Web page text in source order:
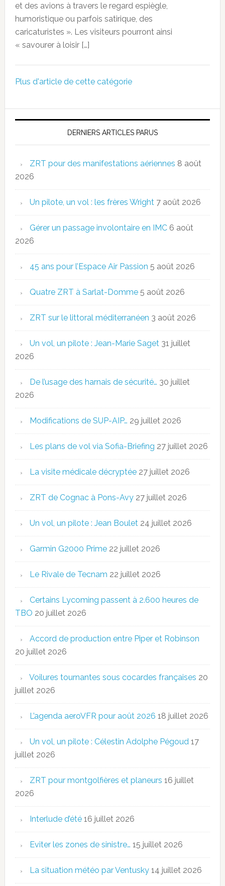
et des avions à travers le regard espiègle,
humoristique ou parfois satirique, des
caricaturistes ». Les visiteurs pourront ainsi
« savourer à loisir […]
Plus d'article de cette catégorie
DERNIERS ARTICLES PARUS
ZRT pour des manifestations aériennes 8 août
2026
Un pilote, un vol : les frères Wright 7 août 2026
Gérer un passage involontaire en IMC 6 août
2026
45 ans pour l’Espace Air Passion 5 août 2026
Quatre ZRT à Sarlat-Domme 5 août 2026
ZRT sur le littoral méditerranéen 3 août 2026
Un vol, un pilote : Jean-Marie Saget 31 juillet
2026
De l’usage des harnais de sécurité… 30 juillet
2026
Modifications de SUP-AIP… 29 juillet 2026
Les plans de vol via Sofia-Briefing 27 juillet 2026
La visite médicale décryptée 27 juillet 2026
ZRT de Cognac à Pons-Avy 27 juillet 2026
Un vol, un pilote : Jean Boulet 24 juillet 2026
Garmin G2000 Prime 22 juillet 2026
Le Rivale de Tecnam 22 juillet 2026
Certains Lycoming passent à 2.600 heures de
TBO 20 juillet 2026
Accord de production entre Piper et Robinson
20 juillet 2026
Voilures tournantes sous cocardes françaises 20
juillet 2026
L’agenda aeroVFR pour août 2026 18 juillet 2026
Un vol, un pilote : Célestin Adolphe Pégoud 17
juillet 2026
ZRT pour montgolfières et planeurs 16 juillet
2026
Interlude d’été 16 juillet 2026
Eviter les zones de sinistre… 15 juillet 2026
La situation météo par Ventusky 14 juillet 2026